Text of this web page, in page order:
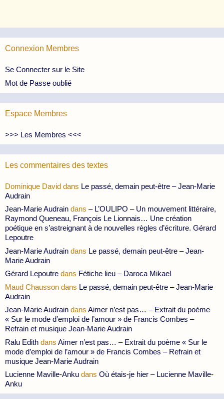
Connexion Membres
Se Connecter sur le Site
Mot de Passe oublié
Espace Membres
>>> Les Membres <<<
Les commentaires des textes
Dominique David dans Le passé, demain peut-être – Jean-Marie
Audrain
Jean-Marie Audrain dans – L’OULIPO – Un mouvement littéraire,
Raymond Queneau, François Le Lionnais… Une création
poétique en s’astreignant à de nouvelles règles d’écriture. Gérard
Lepoutre
Jean-Marie Audrain dans Le passé, demain peut-être – Jean-
Marie Audrain
Gérard Lepoutre dans Fétiche lieu – Daroca Mikael
Maud Chausson dans Le passé, demain peut-être – Jean-Marie
Audrain
Jean-Marie Audrain dans Aimer n’est pas… – Extrait du poème
« Sur le mode d’emploi de l’amour » de Francis Combes –
Refrain et musique Jean-Marie Audrain
Ralu Edith dans Aimer n’est pas… – Extrait du poème « Sur le
mode d’emploi de l’amour » de Francis Combes – Refrain et
musique Jean-Marie Audrain
Lucienne Maville-Anku dans Où étais-je hier – Lucienne Maville-
Anku